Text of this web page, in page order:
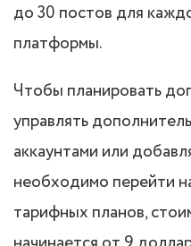
до 30 постов для
платформы.
Чтобы планировать
управлять
аккаунтами или
необходимо перейти
тарифных планов,